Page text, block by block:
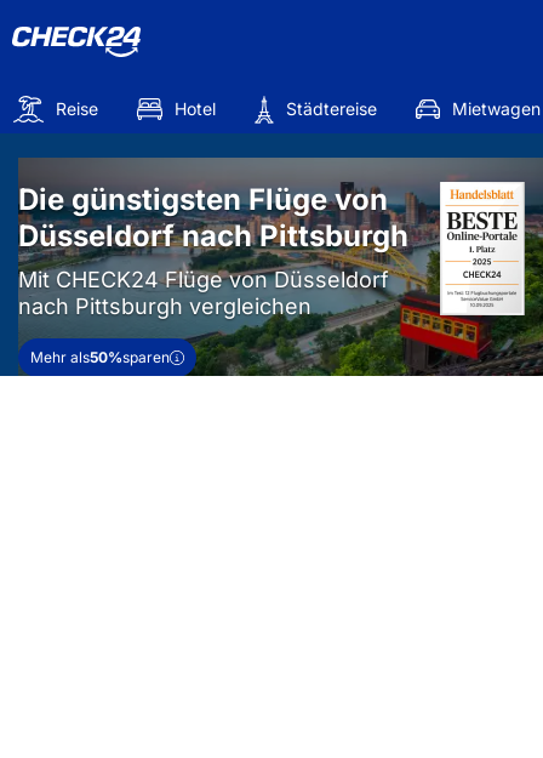
Reise Hotel Städtereise Mietwagen
Die günstigsten Flüge von
Düsseldorf nach Pittsburgh
Mit CHECK24 Flüge von Düsseldorf
nach Pittsburgh vergleichen
Mehr als50%sparen